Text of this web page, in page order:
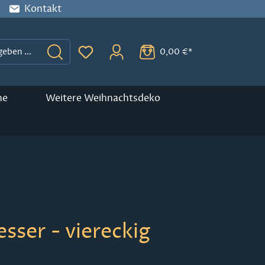
Kontakt
Du hast 0 Produkte auf dem
0,00 €*
Weitere Weihnachtsdeko
- viereckig